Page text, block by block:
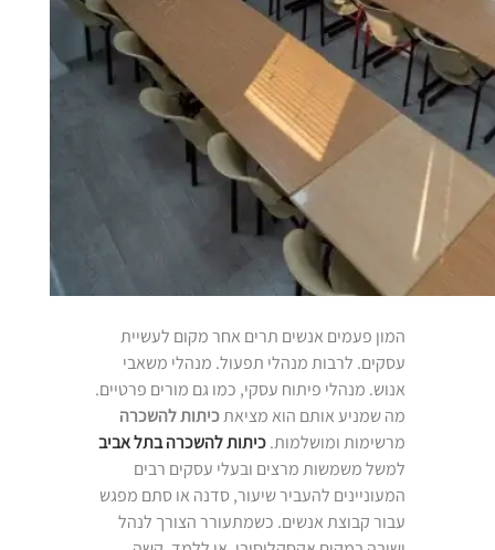
המון פעמים אנשים תרים אחר מקום לעשיית
עסקים. לרבות מנהלי תפעול. מנהלי משאבי
אנוש. מנהלי פיתוח עסקי, כמו גם מורים פרטיים.
מה שמניע אותם הוא מציאתכיתות להשכרה
מרשימות ומושלמות. כיתות להשכרה בתל אביב
למשל משמשות מרצים ובעלי עסקים רבים
המעוניינים להעביר שיעור, סדנה או סתם מפגש
עבור קבוצת אנשים. כשמתעורר הצורך לנהל